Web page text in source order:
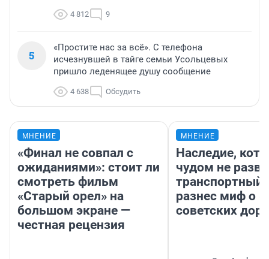
4 812 9
5
«Простите нас за всё». С телефона
исчезнувшей в тайге семьи Усольцевых
пришло леденящее душу сообщение
4 638 Обсудить
МНЕНИЕ
«Финал не совпал с
ожиданиями»: стоит ли
смотреть фильм
«Старый орел» на
большом экране —
честная рецензия
МНЕНИЕ
Наследие,
чудом не
транспортный
разнес миф о
советских